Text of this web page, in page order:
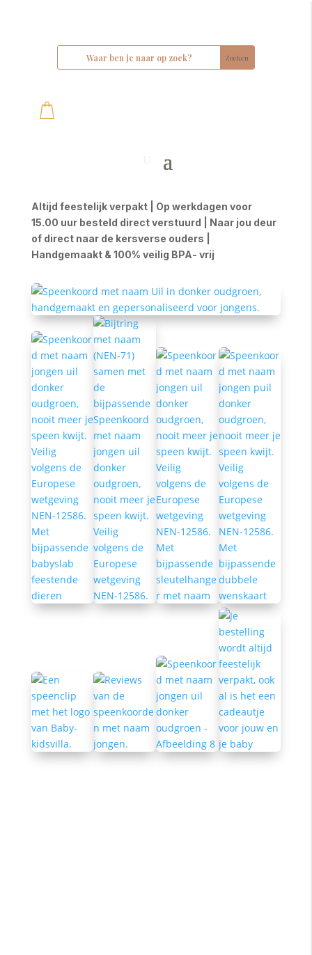
Altijd feestelijk verpakt | Op werkdagen voor
15.00 uur besteld direct verstuurd | Naar jou deur
of direct naar de kersverse ouders |
Handgemaakt & 100% veilig BPA- vrij